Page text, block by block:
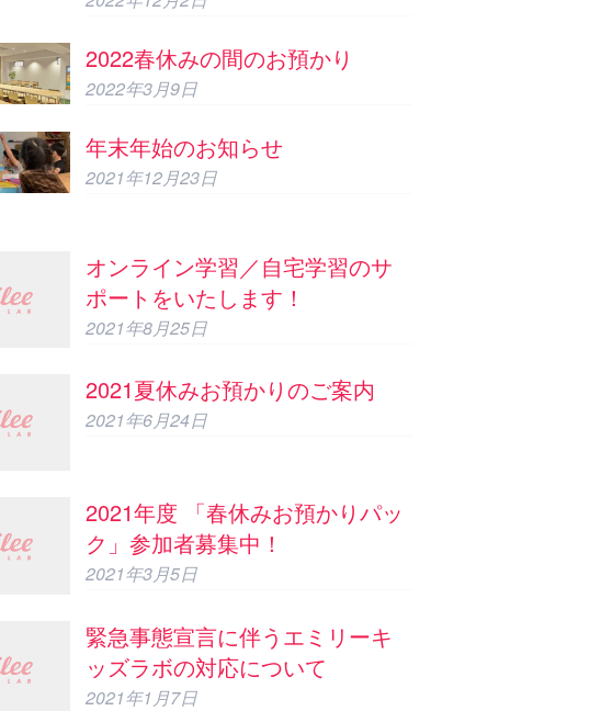
2022春休みの間のお預かり
2022年3月9日
年末年始のお知らせ
2021年12月23日
オンライン学習／自宅学習のサ
ポートをいたします！
2021年8月25日
2021夏休みお預かりのご案内
2021年6月24日
2021年度 「春休みお預かりパッ
ク」参加者募集中！
2021年3月5日
緊急事態宣言に伴うエミリーキ
ッズラボの対応について
2021年1月7日